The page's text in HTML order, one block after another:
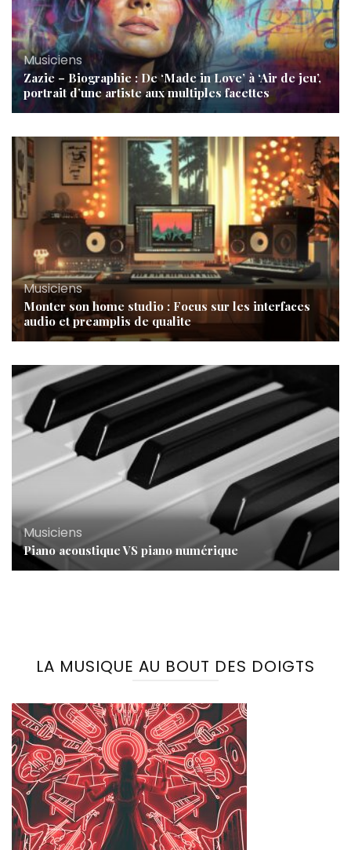
Musiciens
Zazie – Biographie : De ‘Made in Love’ à ‘Air de jeu’,
portrait d’une artiste aux multiples facettes
Musiciens
Monter son home studio : Focus sur les interfaces
audio et preamplis de qualite
Musiciens
Piano acoustique VS piano numérique
LA MUSIQUE AU BOUT DES DOIGTS